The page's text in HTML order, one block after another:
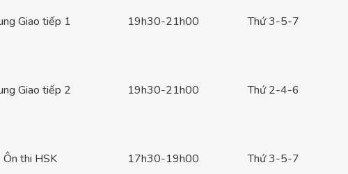
Giao tiếp 1 19h30-21h00 Thứ 3-5-7
Giao tiếp 2 19h30-21h00 Thứ 2-4-6
Ôn thi HSK 17h30-19h00 Thứ 3-5-7